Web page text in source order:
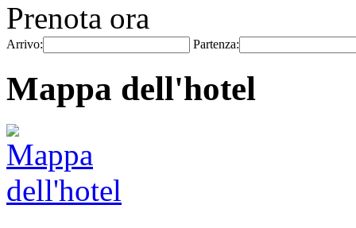
Prenota ora
Arrivo: Partenza:
Mappa dell'hotel